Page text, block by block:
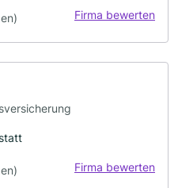
Firma bewerten
Firma bewerten